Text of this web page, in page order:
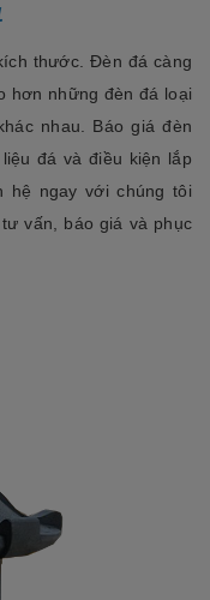
thước. Đèn đá càng
hơn những đèn đá loại
nhau. Báo giá đèn
đá và điều kiện lắp
hệ ngay với chúng tôi
vấn, báo giá và phục